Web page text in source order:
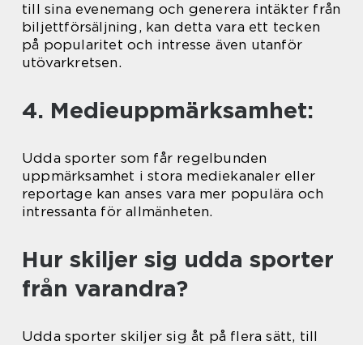
till sina evenemang och generera intäkter från
biljettförsäljning, kan detta vara ett tecken
på popularitet och intresse även utanför
utövarkretsen.
4. Medieuppmärksamhet:
Udda sporter som får regelbunden
uppmärksamhet i stora mediekanaler eller
reportage kan anses vara mer populära och
intressanta för allmänheten.
Hur skiljer sig udda sporter
från varandra?
Udda sporter skiljer sig åt på flera sätt, till